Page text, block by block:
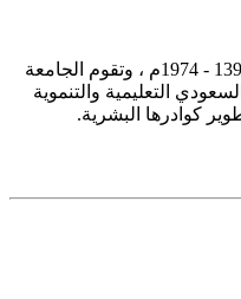
تأسست جامعة الإمام محمد بن سعود الإسلامية ممثلة في كلية الشريعة في سنة 1373هـ 1953م، وتطورت منذ ذلك الحين بصورة جذرية حتى أصبحت جامعة في عام 1394 - 1974م ، وتقوم الجامعة
التعليمية والتنموية
كوادرها البشرية.